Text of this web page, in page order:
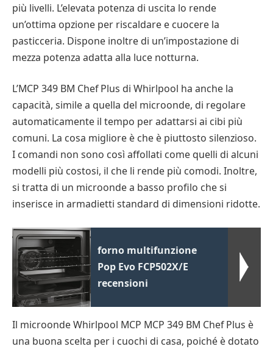
più livelli. L’elevata potenza di uscita lo rende
un’ottima opzione per riscaldare e cuocere la
pasticceria. Dispone inoltre di un’impostazione di
mezza potenza adatta alla luce notturna.
L’MCP 349 BM Chef Plus di Whirlpool ha anche la
capacità, simile a quella del microonde, di regolare
automaticamente il tempo per adattarsi ai cibi più
comuni. La cosa migliore è che è piuttosto silenzioso.
I comandi non sono così affollati come quelli di alcuni
modelli più costosi, il che li rende più comodi. Inoltre,
si tratta di un microonde a basso profilo che si
inserisce in armadietti standard di dimensioni ridotte.
forno multifunzione
Pop Evo FCP502X/E
recensioni
Il microonde Whirlpool MCP MCP 349 BM Chef Plus è
una buona scelta per i cuochi di casa, poiché è dotato